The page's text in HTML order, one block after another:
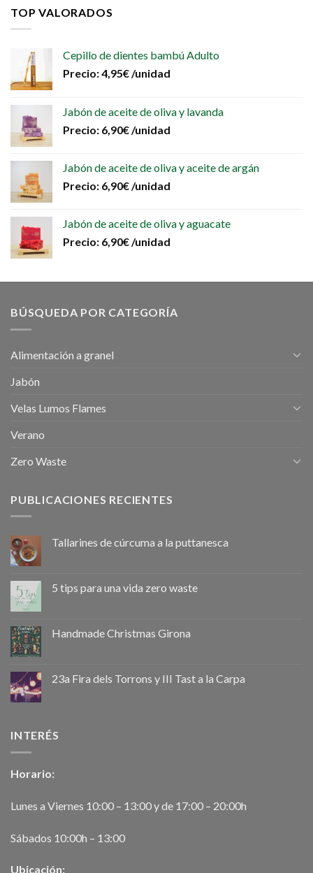
TOP VALORADOS
Cepillo de dientes bambú Adulto
Precio:4,95€/unidad
Jabón de aceite de oliva y lavanda
Precio: 6,90€/unidad
Jabón de aceite de oliva y aceite de argán
Precio: 6,90€/unidad
Jabón de aceite de oliva y aguacate
Precio: 6,90€/unidad
BÚSQUEDA POR CATEGORÍA
Alimentación a granel
Jabón
Velas Lumos Flames
Verano
Zero Waste
PUBLICACIONES RECIENTES
Tallarines de cúrcuma a la puttanesca
5 tips para una vida zero waste
Handmade Christmas Girona
23a Fira dels Torrons y III Tast a la Carpa
INTERÉS
Horario:
Lunes a Viernes 10:00 – 13:00 y de 17:00 – 20:00h
Sábados 10:00h – 13:00
Ubicación: